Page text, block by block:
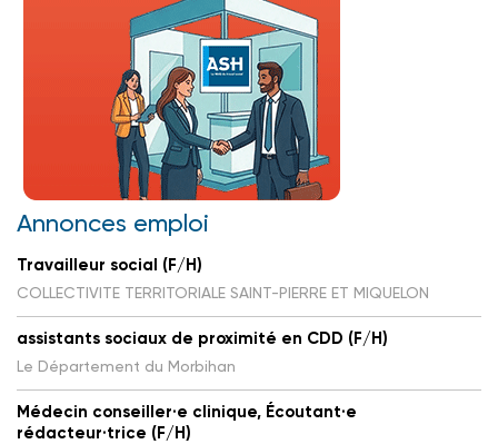
Annonces emploi
Travailleur social (F/H)
COLLECTIVITE TERRITORIALE SAINT-PIERRE ET MIQUELON
assistants sociaux de proximité en CDD (F/H)
Le Département du Morbihan
Médecin conseiller·e clinique, Écoutant·e
rédacteur·trice (F/H)